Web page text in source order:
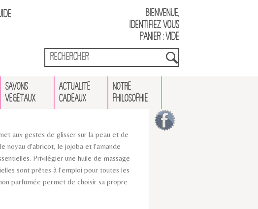
e
Bienvenue,
identifiez vous
Panier : vide
SAVONS
VÉGÉTAUX
ACTUALITÉ
CADEAUX
NOTRE
PHILOSOPHIE
aux gestes de glisser sur la peau et de
noyau d'abricot, le jojoba et l'amande
Privilégier une huile de massage
sont prêtes à l'emploi pour toutes les
parfumée permet de choisir sa propre